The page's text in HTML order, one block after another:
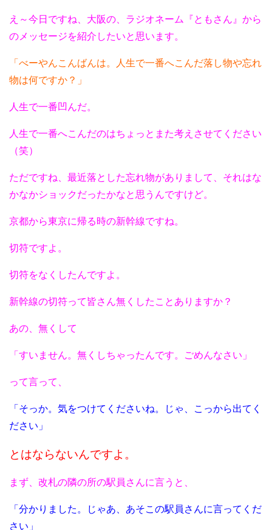
え～今日ですね、大阪の、ラジオネーム『ともさん』から
のメッセージを紹介したいと思います。
「べーやんこんばんは。人生で一番へこんだ落し物や忘れ
物は何ですか？」
人生で一番凹んだ。
人生で一番へこんだのはちょっとまた考えさせてください
（笑）
ただですね、最近落とした忘れ物がありまして、それはな
かなかショックだったかなと思うんですけど。
京都から東京に帰る時の新幹線ですね。
切符ですよ。
切符をなくしたんですよ。
新幹線の切符って皆さん無くしたことありますか？
あの、無くして
「すいません。無くしちゃったんです。ごめんなさい」
って言って、
「そっか。気をつけてくださいね。じゃ、こっから出てく
ださい」
とはならないんですよ。
まず、改札の隣の所の駅員さんに言うと、
「分かりました。じゃあ、あそこの駅員さんに言ってくだ
さい」